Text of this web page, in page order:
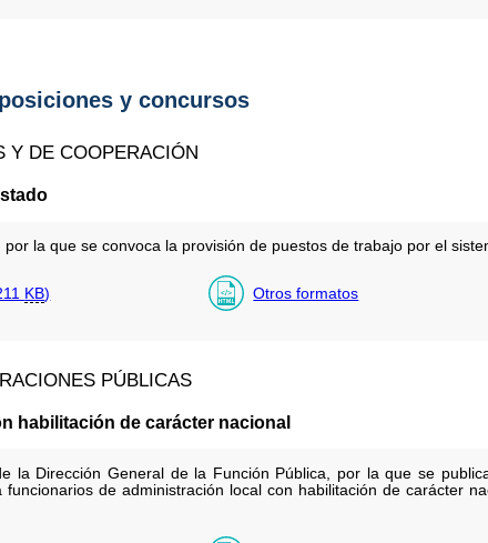
y concursos
Y DE COOPERACIÓN
la que se convoca la provisión de puestos de trabajo por el
KB) Otros formatos
PÚBLICAS
habilitación de carácter nacional
la Dirección General de la Función Pública, por la que se
de administración local con habilitación de carácter